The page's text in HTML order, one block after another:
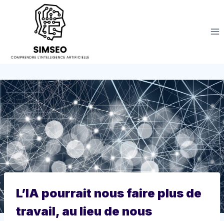
L’IA pourrait nous faire plus de
travail, au lieu de nous